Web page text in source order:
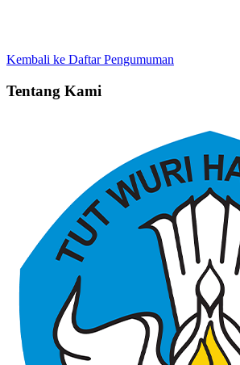
Kembali ke Daftar Pengumuman
Tentang Kami